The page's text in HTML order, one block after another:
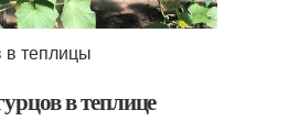
теплицы
в теплице